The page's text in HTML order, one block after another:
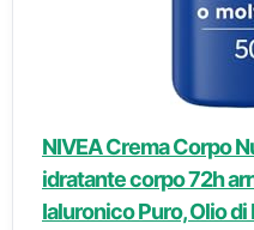
NIVEA Crema Corpo
idratante corpo 72h
Ialuronico Puro, Olio